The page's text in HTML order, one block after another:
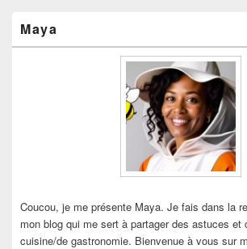
principale
de
Maya
Coucou, je me présente Maya. Je fais dans la
mon blog qui me sert à partager des astuces et
cuisine/de gastronomie. Bienvenue à vous sur